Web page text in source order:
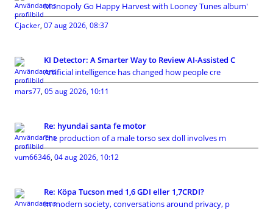
Monopoly Go Happy Harvest with Looney Tunes album'
Cjacker, 07 aug 2026, 08:37
KI Detector: A Smarter Way to Review AI-Assisted C
Artificial intelligence has changed how people cre
mars77, 05 aug 2026, 10:11
Re: hyundai santa fe motor
The production of a male torso sex doll involves m
vum66346, 04 aug 2026, 10:12
Re: Köpa Tucson med 1,6 GDI eller 1,7CRDI?
In modern society, conversations around privacy, p